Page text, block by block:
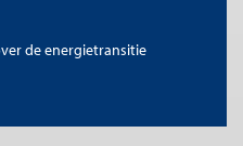
de energietransitie